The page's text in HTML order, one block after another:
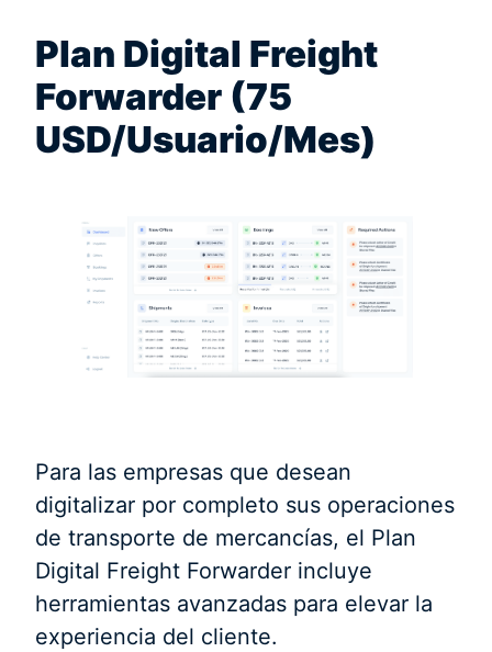
Plan Digital Freight
Forwarder (75
USD/Usuario/Mes)
Para las empresas que desean
digitalizar por completo sus operaciones
de transporte de mercancías, el Plan
Digital Freight Forwarder incluye
herramientas avanzadas para elevar la
experiencia del cliente.